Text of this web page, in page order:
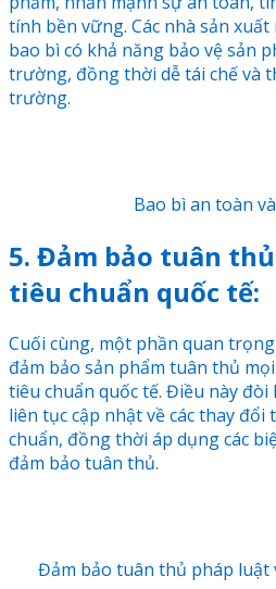
tính bền vững. Các nhà sản
bao bì có khả năng bảo vệ sản
trường, đồng thời dễ tái chế và
trường.
Bao bì an toàn
5. Đảm bảo tuân
tiêu chuẩn quốc tế:
Cuối cùng, một phần quan trọng
đảm bảo sản phẩm tuân thủ
tiêu chuẩn quốc tế. Điều này
liên tục cập nhật về các thay
chuẩn, đồng thời áp dụng các
đảm bảo tuân thủ.
Đảm bảo tuân thủ pháp luật